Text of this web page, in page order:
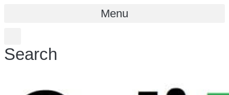
Menu
Search